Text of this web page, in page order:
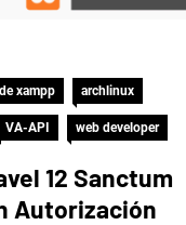
xampp archlinux
VA-API web developer
12 Sanctum
Autorización